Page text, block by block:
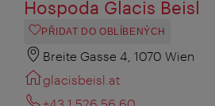
Hospoda Glacis Beisl
PŘIDAT DO OBLÍBENÝCH
Breite Gasse 4, 1070 Wien
glacisbeisl.at